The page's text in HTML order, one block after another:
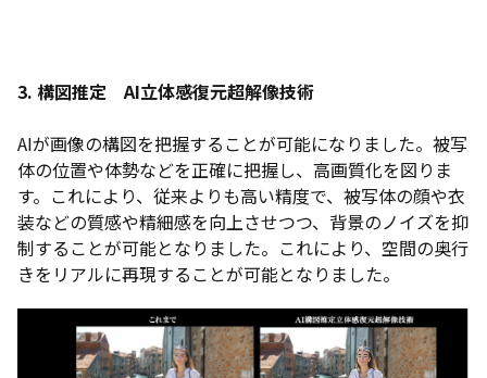
3. 構図推定 AI立体感復元超解像技術
AIが画像の構図を把握することが可能になりました。被写
体の位置や体勢などを正確に把握し、高画質化を図りま
す。これにより、従来よりも高い精度で、被写体の顔や衣
装などの質感や精細感を向上させつつ、背景のノイズを抑
制することが可能となりました。これにより、空間の奥行
きをリアルに再現することが可能となりました。